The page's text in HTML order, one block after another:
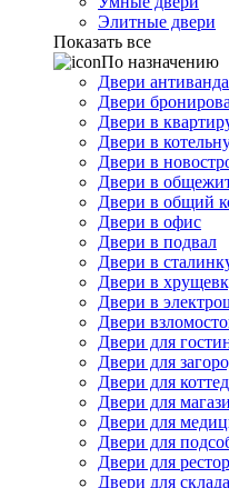
Элитные двери
Показать все
По назначению
Двери
Двери
Двери в
Двери в
Двери в
Двери в
Двери в общий
Двери в офис
Двери в подвал
Двери в
Двери в
Двери в
Двери
Двери для
Двери для
Двери для
Двери для
Двери для
Двери для
Двери для
Двери для склада